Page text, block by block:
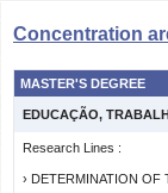
Concentration
MASTER'S DEGREE
EDUCAÇÃO,
Research Lines :
› DETERMINATION OF